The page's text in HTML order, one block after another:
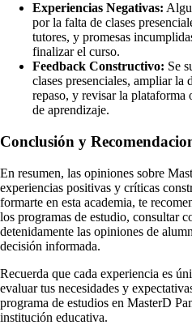
Experiencias Negativas:
por la falta de clases
tutores, y promesas
finalizar el curso.
Feedback Constructivo: Se
clases presenciales, ampliar la
repaso, y revisar la plataforma
de aprendizaje.
Conclusión y
En resumen, las opiniones sobre
experiencias positivas y críticas
formarte en esta academia, te
los programas de estudio, consultar
detenidamente las opiniones de
decisión informada.
Recuerda que cada experiencia es
evaluar tus necesidades y
programa de estudios en MasterD
institución educativa.